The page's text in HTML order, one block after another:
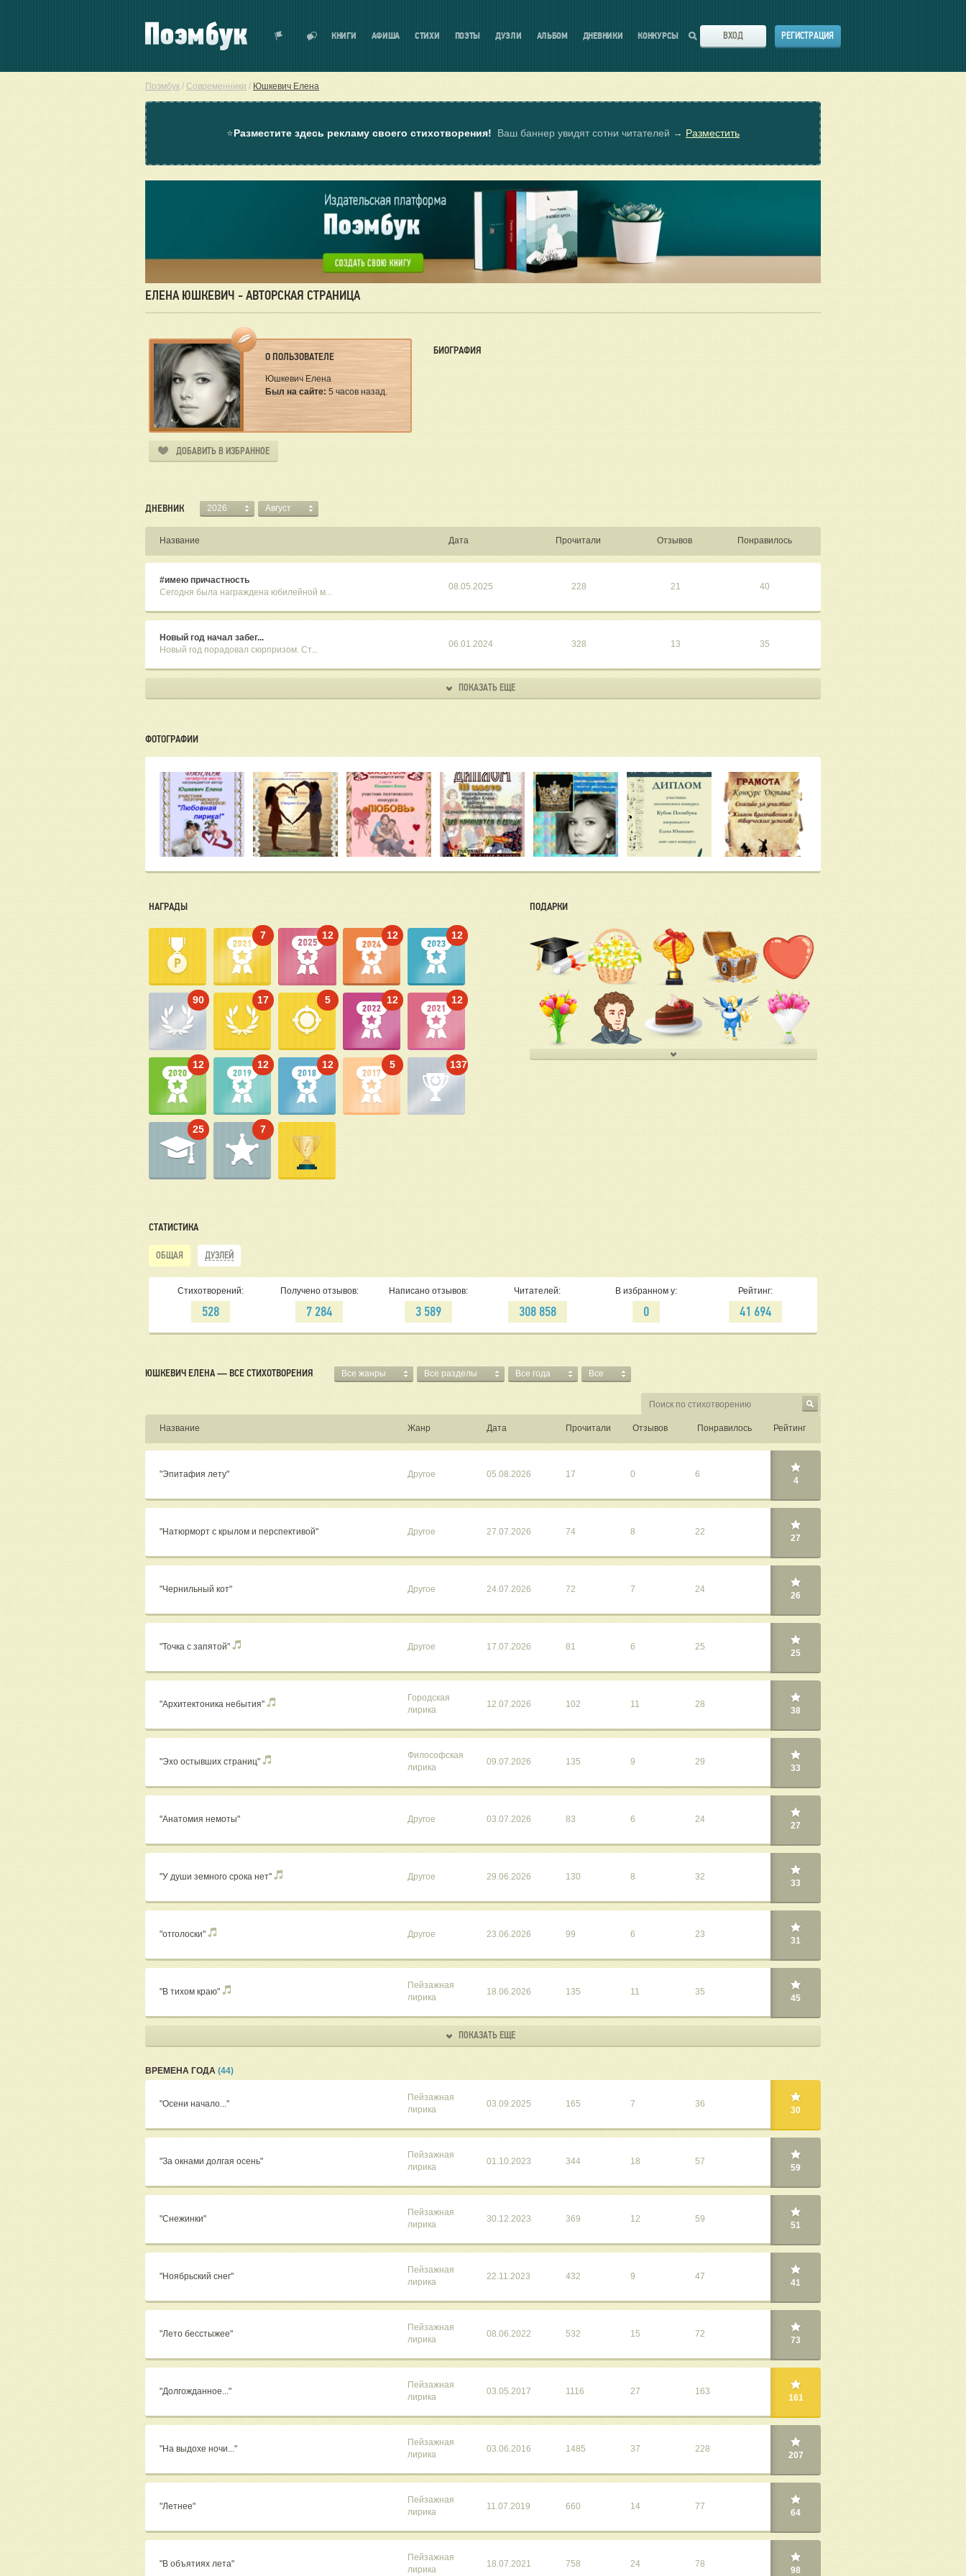
КНИГИ АФИША СТИХИ ПОЭТЫ ДУЭЛИ АЛЬБОМ ДНЕВНИКИ КОНКУРСЫ ВХОД РЕГИСТРАЦИЯ
Поэмбук / Современники / Юшкевич Елена
⭐Разместите здесь рекламу своего стихотворения! Ваш баннер увидят сотни читателей → Разместить
ЕЛЕНА ЮШКЕВИЧ - АВТОРСКАЯ СТРАНИЦА
О ПОЛЬЗОВАТЕЛЕ
Юшкевич Елена
Был на сайте: 5 часов назад.
ДОБАВИТЬ В ИЗБРАННОЕ
БИОГРАФИЯ
ДНЕВНИК 2026 Август
Название Дата Прочитали Отзывов Понравилось
#имею причастность
Сегодня была награждена юбилейной м...
08.05.2025 228 21 40
Новый год начал забег...
Новый год порадовал сюрпризом. Ст...
06.01.2024 328 13 35
ПОКАЗАТЬ ЕЩЕ
ФОТОГРАФИИ
НАГРАДЫ
7 12 12 12
90 17 5 12 12
12 12 12 5 137
25 7
ПОДАРКИ
СТАТИСТИКА
ОБЩАЯ ДУЭЛЕЙ
Стихотворений:
528
Получено отзывов:
7 284
Написано отзывов:
3 589
Читателей:
308 858
В избранном у:
0
Рейтинг:
41 694
ЮШКЕВИЧ ЕЛЕНА — ВСЕ СТИХОТВОРЕНИЯ Все жанры Все разделы Все года Все
Название Жанр Дата Прочитали Отзывов Понравилось Рейтинг
"Эпитафия лету" Другое 05.08.2026 17 0 6
4
"Натюрморт с крылом и перспективой" Другое 27.07.2026 74 8 22
27
"Чернильный кот" Другое 24.07.2026 72 7 24
26
"Точка с запятой" Другое 17.07.2026 81 6 25
25
"Архитектоника небытия"
Городская
лирика
12.07.2026 102 11 28
38
"Эхо остывших страниц"
Философская
лирика
09.07.2026 135 9 29
33
"Анатомия немоты" Другое 03.07.2026 83 6 24
27
"У души земного срока нет" Другое 29.06.2026 130 8 32
33
"отголоски" Другое 23.06.2026 99 6 23
31
"В тихом краю"
Пейзажная
лирика
18.06.2026 135 11 35
45
ПОКАЗАТЬ ЕЩЕ
ВРЕМЕНА ГОДА (44)
"Осени начало..."
Пейзажная
лирика
03.09.2025 165 7 36
30
"За окнами долгая осень"
Пейзажная
лирика
01.10.2023 344 18 57
59
"Снежинки"
Пейзажная
лирика
30.12.2023 369 12 59
51
"Ноябрьский снег"
Пейзажная
лирика
22.11.2023 432 9 47
41
"Лето бесстыжее"
Пейзажная
лирика
08.06.2022 532 15 72
73
"Долгожданное..."
Пейзажная
лирика
03.05.2017 1116 27 163
161
"На выдохе ночи..."
Пейзажная
лирика
03.06.2016 1485 37 228
207
"Летнее"
Пейзажная
лирика
11.07.2019 660 14 77
64
"В объятиях лета"
Пейзажная
лирика
18.07.2021 758 24 78
98